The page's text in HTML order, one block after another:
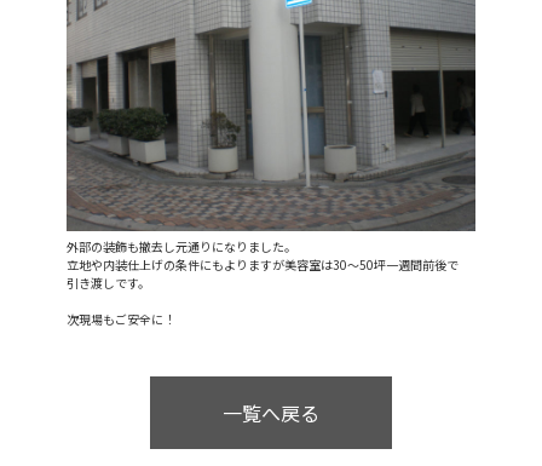
外部の装飾も撤去し元通りになりました。
立地や内装仕上げの条件にもよりますが美容室は30～50坪一週間前後で
引き渡しです。
次現場もご安全に！
一覧へ戻る